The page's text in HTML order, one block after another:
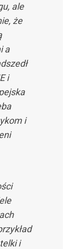
ale
że
a
i
i
i